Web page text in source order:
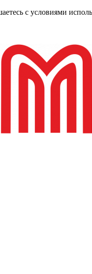
с условиями